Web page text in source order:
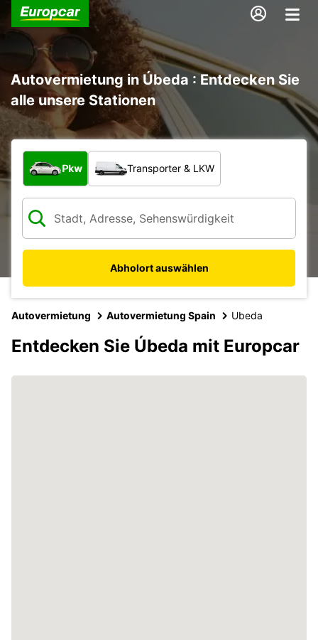
Autovermietung in Úbeda : Entdecken Sie
alle unsere Stationen
Welche Art von Fahrzeug?
Pkw Transporter & LKW
Abholort auswählen
Autovermietung Autovermietung Spain Ubeda
Entdecken Sie Úbeda mit Europcar